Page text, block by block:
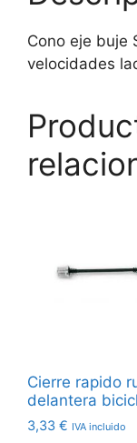
Cono eje buje
velocidades
Cierre rapido
delantera
3,33 € IVA incluido